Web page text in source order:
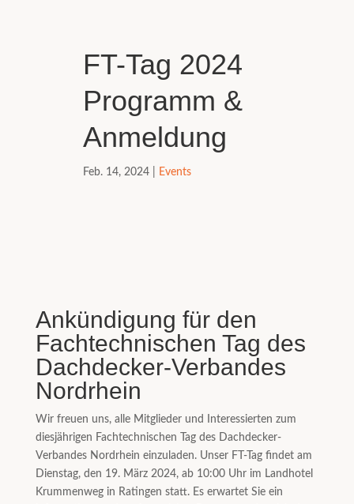
FT-Tag 2024
Programm &
Anmeldung
Feb. 14, 2024| Events
Ankündigung für den
Fachtechnischen Tag des
Dachdecker-Verbandes
Nordrhein
Wir freuen uns, alle Mitglieder und Interessierten zum
diesjährigen Fachtechnischen Tag des Dachdecker-
Verbandes Nordrhein einzuladen. Unser FT-Tag findet am
Dienstag, den 19. März 2024, ab 10:00 Uhr im Landhotel
Krummenweg in Ratingen statt. Es erwartet Sie ein